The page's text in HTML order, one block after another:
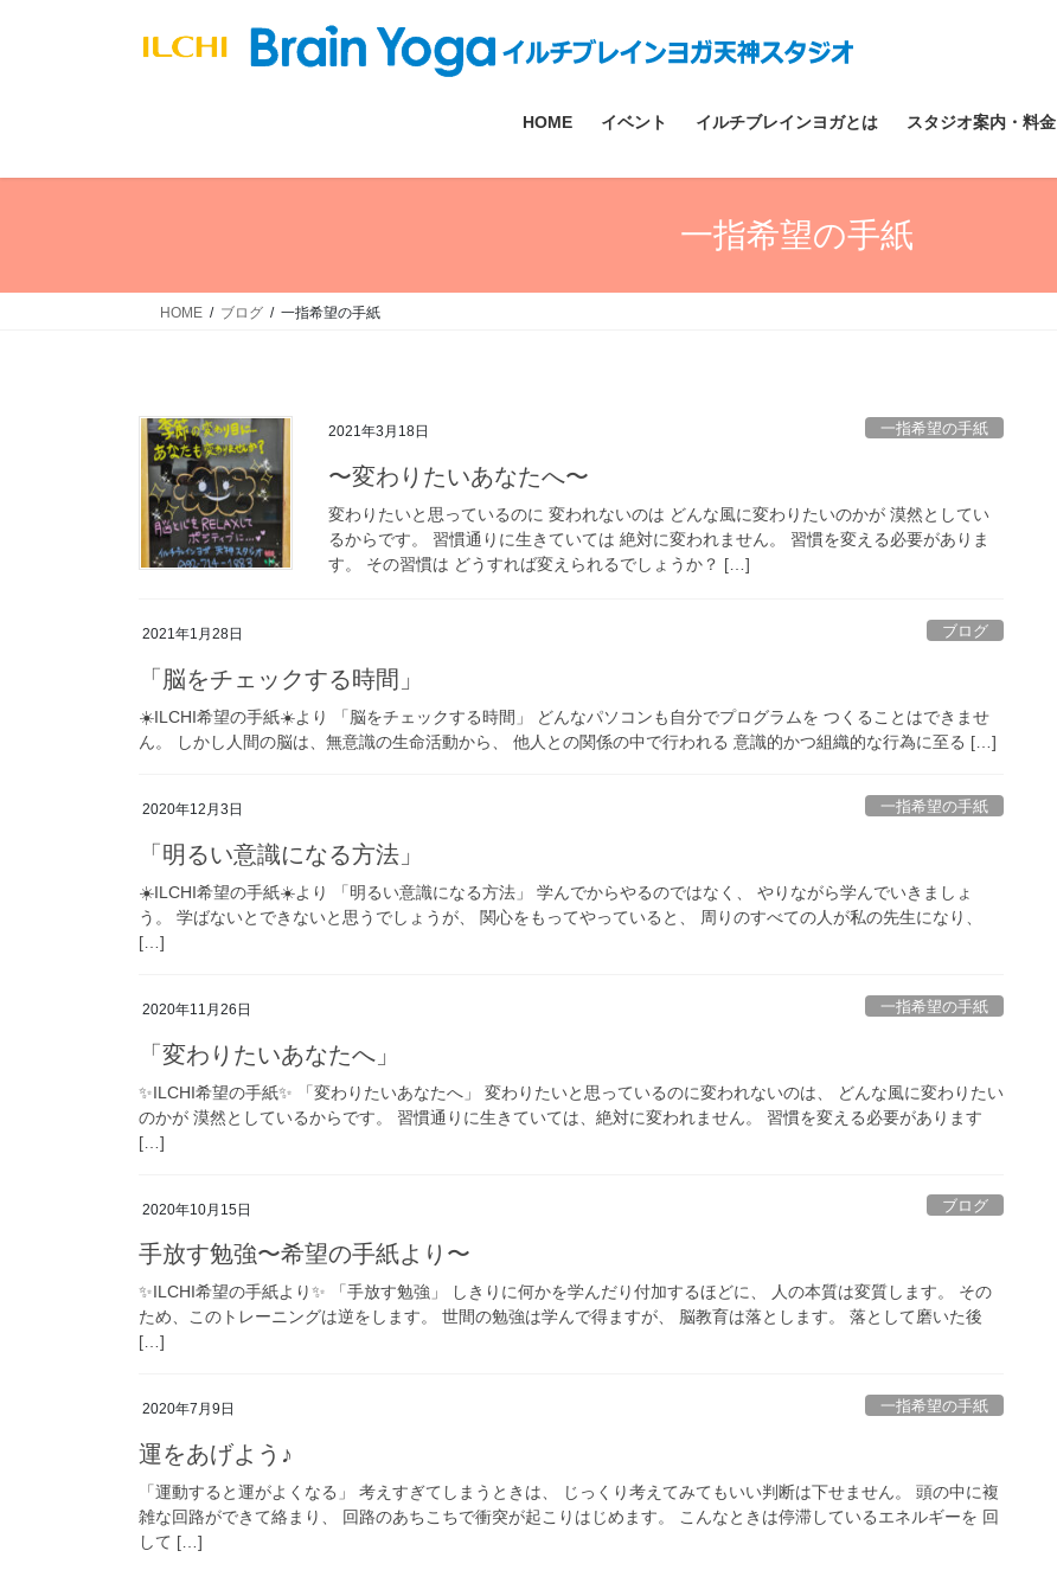
ス
ン
HOME イベント イルチブレインヨガとは スタジオ案内・料金
一指希望の手紙
HOME ブログ 一指希望の手紙
2021年3月18日 一指希望の手紙
〜変わりたいあなたへ〜
変わりたいと思っているのに 変われないのは どんな風に変わりたいのかが 漠然としてい
るからです。 習慣通りに生きていては 絶対に変われません。 習慣を変える必要がありま
す。 その習慣は どうすれば変えられるでしょうか？ […]
2021年1月28日 ブログ
「脳をチェックする時間」
☀️ILCHI希望の手紙☀️より 「脳をチェックする時間」 どんなパソコンも自分でプログラムを つくることはできませ
ん。 しかし人間の脳は、無意識の生命活動から、 他人との関係の中で行われる 意識的かつ組織的な行為に至る […]
2020年12月3日 一指希望の手紙
「明るい意識になる方法」
☀️ILCHI希望の手紙☀️より 「明るい意識になる方法」 学んでからやるのではなく、 やりながら学んでいきましょ
う。 学ばないとできないと思うでしょうが、 関心をもってやっていると、 周りのすべての人が私の先生になり、
[…]
2020年11月26日 一指希望の手紙
「変わりたいあなたへ」
✨ILCHI希望の手紙✨ 「変わりたいあなたへ」 変わりたいと思っているのに変われないのは、 どんな風に変わりたい
のかが 漠然としているからです。 習慣通りに生きていては、絶対に変われません。 習慣を変える必要があります
[…]
2020年10月15日 ブログ
手放す勉強〜希望の手紙より〜
✨ILCHI希望の手紙より✨ 「手放す勉強」 しきりに何かを学んだり付加するほどに、 人の本質は変質します。 その
ため、このトレーニングは逆をします。 世間の勉強は学んで得ますが、 脳教育は落とします。 落として磨いた後
[…]
2020年7月9日 一指希望の手紙
運をあげよう♪
「運動すると運がよくなる」 考えすぎてしまうときは、 じっくり考えてみてもいい判断は下せません。 頭の中に複
雑な回路ができて絡まり、 回路のあちこちで衝突が起こりはじめます。 こんなときは停滞しているエネルギーを 回
して […]